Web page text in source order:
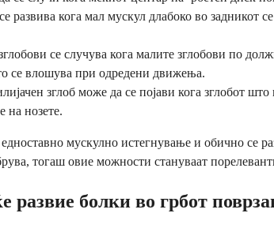
кога мал мускул длабоко во задникот
се случува кога малите зглобови по
се влошува при одредени движења.
зглоб може да се појави кога зглобот
на нозете.
мускулно истегнување и обично се
тогаш овие можности стануваат
развие болки во грбот